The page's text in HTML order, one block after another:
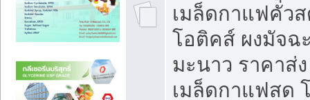
เมล็ดกาแฟคั่ว
โอติคส์ ผงมัจฉ
มะนาว ราคาส่
เมล็ดกาแฟสด